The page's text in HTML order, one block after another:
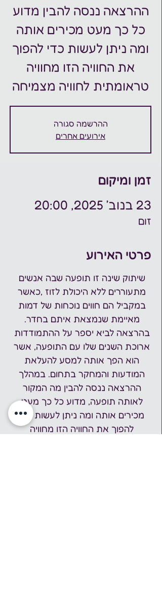
ההרצאה ננסה להבין מדוע
כל כך מעט מכירים אותה
ומה ניתן לעשות כדי להפוך
את החוויה הזו מחוויה
טראומתית לחוויה מצמיחה
ההרשמה סגורה
אירועים אחרים
זמן ומיקום
23 בנוב׳ 2025, 20:00
זום
פרטי האירוע
שיתוק שינה זו תופעה שבה אנשים
מתעוררים ללא היכולת לזוז ,כאשר
במקביל הם חווים נוכחות של דמות
מאיימת שנמצאת איתם בחדר.
בהרצאה לביא יספר על ההתמודדות
ארוכת השנים שלו עם התופעה, אשר
הוא הפך אותה למסע להעלאת
המודעות והמחקר בתחום. במהלך
ההרצאה ננסה להבין מה המקור
לאותה תופעה, מדוע כל כך מעט
מכירים אותה ומה ניתן לעשות כדי
להפוך את החוויה הזו מחוויה